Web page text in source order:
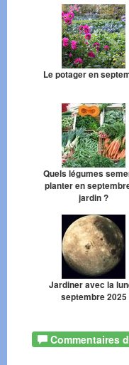
Le potager en
Quels légumes
planter en
jardin ?
Jardiner avec la
septembre 2025
Commentaires